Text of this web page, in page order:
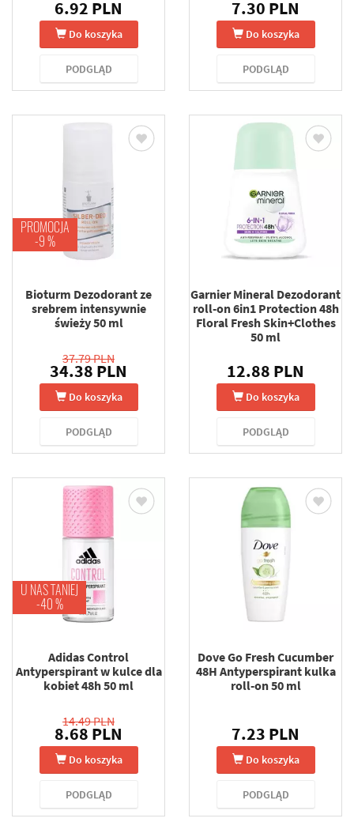
6.92 PLN
Do koszyka
PODGLĄD
7.30 PLN
Do koszyka
PODGLĄD
PROMOCJA
-9 %
Bioturm Dezodorant ze
srebrem intensywnie
świeży 50 ml
37.79 PLN
34.38 PLN
Do koszyka
PODGLĄD
Garnier Mineral Dezodorant
roll-on 6in1 Protection 48h
Floral Fresh Skin+Clothes
50 ml
12.88 PLN
Do koszyka
PODGLĄD
U NAS TANIEJ
-40 %
Adidas Control
Antyperspirant w kulce dla
kobiet 48h 50 ml
14.49 PLN
8.68 PLN
Do koszyka
PODGLĄD
Dove Go Fresh Cucumber
48H Antyperspirant kulka
roll-on 50 ml
7.23 PLN
Do koszyka
PODGLĄD